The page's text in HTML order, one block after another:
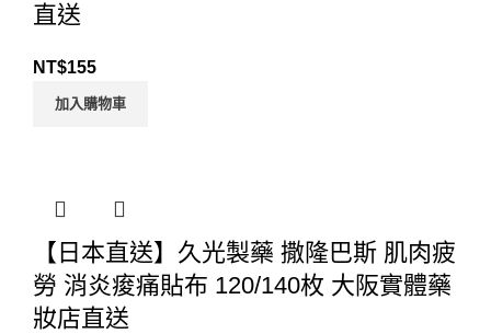
直送
NT$155
加入購物車
【日本直送】久光製藥 撒隆巴斯 肌肉疲
勞 消炎痠痛貼布 120/140枚 大阪實體藥
妝店直送